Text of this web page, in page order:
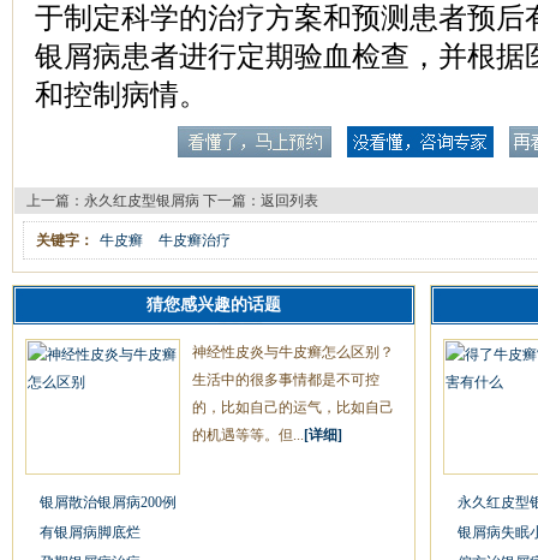
于制定科学的治疗方案和预测患者预后
银屑病患者进行定期验血检查，并根据
和控制病情。
上一篇： 永久红皮型银屑病 下一篇： 返回列表
关键字： 牛皮癣 牛皮癣治疗
猜您感兴趣的话题
神经性皮炎与牛皮癣怎么区别？
生活中的很多事情都是不可控
的，比如自己的运气，比如自己
的机遇等等。但... [详细]
银屑散治银屑病200例
有银屑病脚底烂
永久红皮型
银屑病失眠